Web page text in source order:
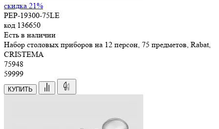
скидка 21%
PEP-19300-75LE
код 136650
Есть в наличии
Набор столовых приборов на 12 персон, 75 предметов, Rabat,
CRISTEMA
75948
59999
КУПИТЬ